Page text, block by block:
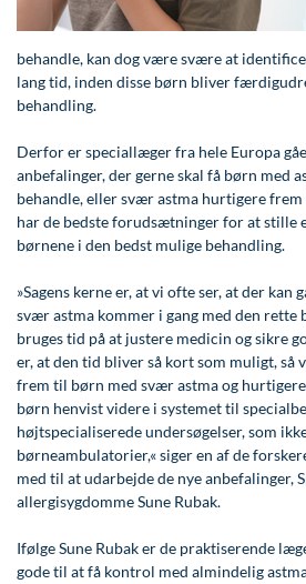
Lunge-astma-allergi
Mave-tarm kirurgi
Menopause- og
Neurologi (hjerne-
Onkologi (kræftsygdomme)
Plastikkirurgi
Svedproblemer
Søvn
Thoraxkirurgi (slipping rib)
Ultralydsscanning
Urologi
Ar og strækmærker
Uønsket hårvækst
Hårtab
Aldersprægede håndrygge
Kropsforyngelse og
Intim konturering/
Kosmetisk Plastikkirurgi
Kæbekirurgi
Skræddersyede
Før / efter billeder
Modelopskrivning
Plasmaprodukter i æstetisk,
aging medicin
Prisliste
Skriv dig op
Udskrivelse
Kontakt os & Find vej
Kvalitet og
Nyttige links
Parkering og opladning på
Persondatapolitik på AROS
Rygepolitik
Sengestuer
Standardbetingelser for
operationer
Ventetid i det offentlige -
Vores mål
behandle, kan dog være svære at
lang tid, inden disse børn bliver
behandling.
Derfor er speciallæger fra hele Europa
anbefalinger, der gerne skal få børn med
behandle, eller svær astma hurtigere
har de bedste forudsætninger for at stille
børnene i den bedst mulige behandling.
»Sagens kerne er, at vi ofte ser, at der kan
svær astma kommer i gang med den rette
bruges tid på at justere medicin og sikre
er, at den tid bliver så kort som muligt, så
frem til børn med svær astma og
børn henvist videre i systemet til
højtspecialiserede undersøgelser, som
børneambulatorier,« siger en af de
med til at udarbejde de nye anbefalinger,
allergisygdomme Sune Rubak.
Ifølge Sune Rubak er de praktiserende
gode til at få kontrol med almindelig